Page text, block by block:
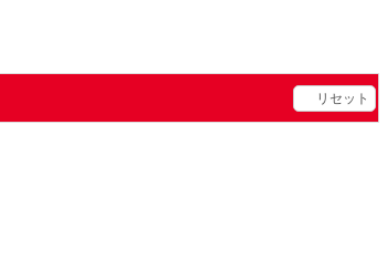
リセット